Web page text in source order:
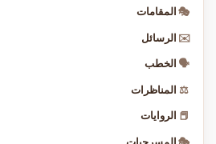
🎭 المقامات
✉️ الرسائل
🗣️ الخطب
⚖️ المناظرات
📕 الروايات